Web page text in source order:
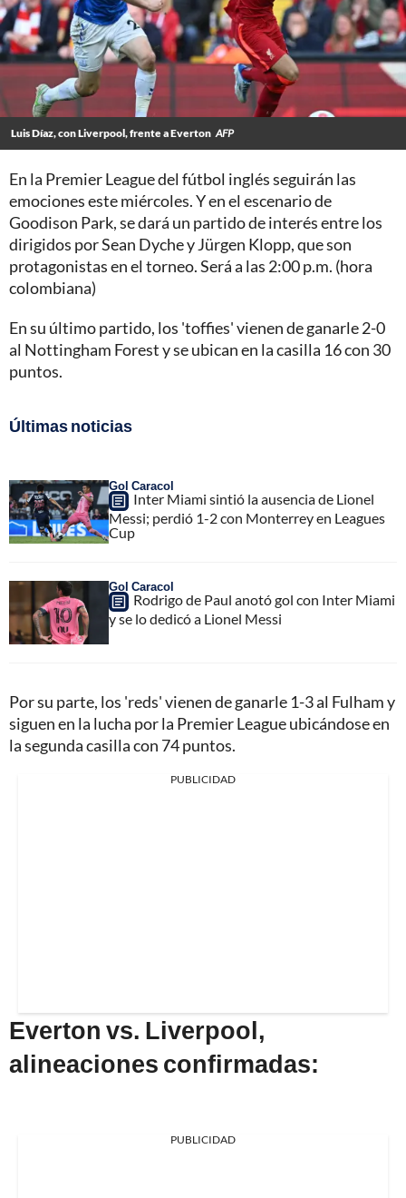
Luis Díaz, con Liverpool, frente a Everton AFP
En la Premier League del fútbol inglés seguirán las
emociones este miércoles. Y en el escenario de
Goodison Park, se dará un partido de interés entre los
dirigidos por Sean Dyche y Jürgen Klopp, que son
protagonistas en el torneo. Será a las 2:00 p.m. (hora
colombiana)
En su último partido, los 'toffies' vienen de ganarle 2-0
al Nottingham Forest y se ubican en la casilla 16 con 30
puntos.
Últimas noticias
Gol Caracol
Inter Miami sintió la ausencia de Lionel
Messi; perdió 1-2 con Monterrey en Leagues
Cup
Gol Caracol
Rodrigo de Paul anotó gol con Inter Miami
y se lo dedicó a Lionel Messi
Por su parte, los 'reds' vienen de ganarle 1-3 al Fulham y
siguen en la lucha por la Premier League ubicándose en
la segunda casilla con 74 puntos.
PUBLICIDAD
Everton vs. Liverpool,
alineaciones confirmadas:
PUBLICIDAD